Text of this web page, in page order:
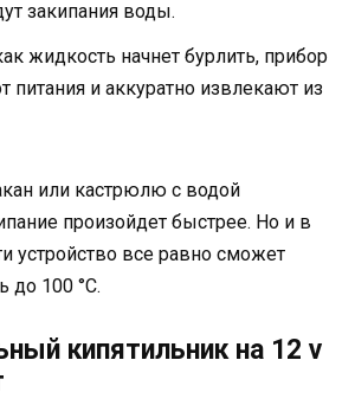
закипания воды.
жидкость начнет бурлить, прибор
питания и аккуратно извлекают из
или кастрюлю с водой
произойдет быстрее. Но и в
устройство все равно сможет
до 100 °С.
кипятильник на 12 v